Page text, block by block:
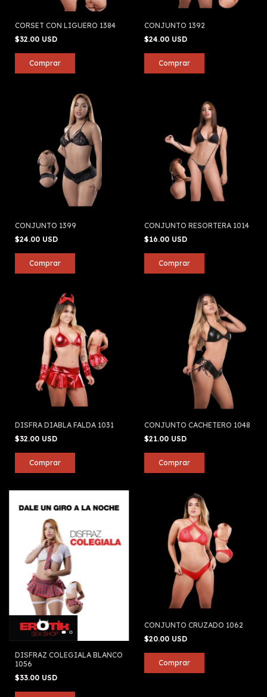
CORSET CON LIGUERO 1384
$32.00 USD
CONJUNTO 1392
$24.00 USD
CONJUNTO 1399
$24.00 USD
CONJUNTO RESORTERA 1014
$16.00 USD
DISFRA DIABLA FALDA 1031
$32.00 USD
CONJUNTO CACHETERO 1048
$21.00 USD
DISFRAZ COLEGIALA BLANCO
1056
$33.00 USD
CONJUNTO CRUZADO 1062
$20.00 USD